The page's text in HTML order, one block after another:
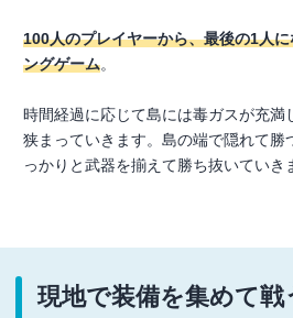
100人のプレイヤーから、最後の1人
ングゲーム。
時間経過に応じて島には毒ガスが充満
狭まっていきます。島の端で隠れて勝
っかりと武器を揃えて勝ち抜いていき
現地で装備を集めて戦